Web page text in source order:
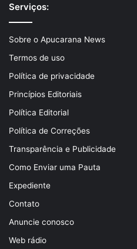
Serviços:
Sobre o Apucarana News
Termos de uso
Política de privacidade
Princípios Editoriais
Política Editorial
Política de Correções
Transparência e Publicidade
Como Enviar uma Pauta
Expediente
Contato
Anuncie conosco
Web rádio